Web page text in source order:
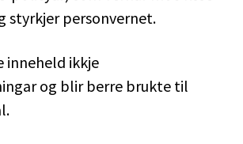
styrkjer personvernet.
inneheld ikkje
og blir berre brukte til